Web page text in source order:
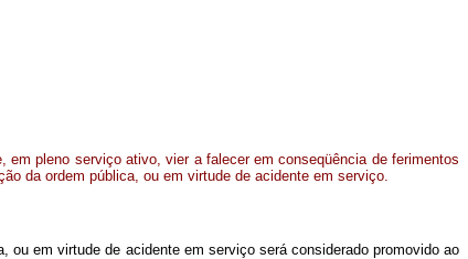
em pleno serviço ativo, vier a falecer em conseqüência de ferimentos
da ordem pública, ou em virtude de acidente em serviço.
em virtude de acidente em serviço será considerado promovido ao